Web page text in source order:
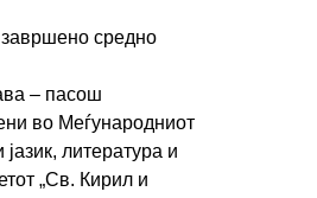
завршено средно
– пасош
во Meѓународниот
литература и
„Св. Кирил и